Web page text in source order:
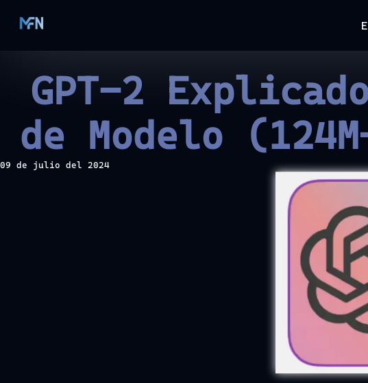
GPT-2
de Modelo
09 de julio del 2024